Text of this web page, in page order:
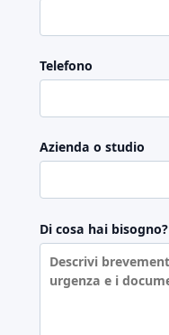
Telefono
Azienda o studio
Di cosa hai bisogno?